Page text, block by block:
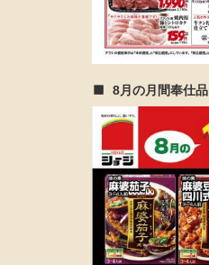
8月の月間奉仕品